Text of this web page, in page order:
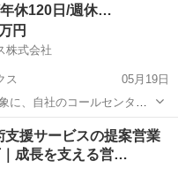
休120日/週休…
円
株式会社
ス
05月19日
に、自社のコールセンター
グループからの紹介・HP問
企業既存顧客のに対する営
も...
援サービスの提案営業
｜成長を支える営…